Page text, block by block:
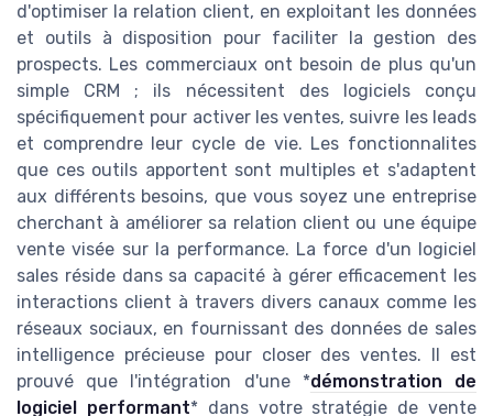
d'optimiser la relation client, en exploitant les données
et outils à disposition pour faciliter la gestion des
prospects. Les commerciaux ont besoin de plus qu'un
simple CRM ; ils nécessitent des logiciels conçu
spécifiquement pour activer les ventes, suivre les leads
et comprendre leur cycle de vie. Les fonctionnalites
que ces outils apportent sont multiples et s'adaptent
aux différents besoins, que vous soyez une entreprise
cherchant à améliorer sa relation client ou une équipe
vente visée sur la performance. La force d'un logiciel
sales réside dans sa capacité à gérer efficacement les
interactions client à travers divers canaux comme les
réseaux sociaux, en fournissant des données de sales
intelligence précieuse pour closer des ventes. Il est
prouvé que l'intégration d'une *démonstration de
logiciel performant* dans votre stratégie de vente